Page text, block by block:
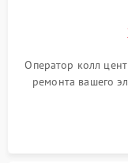
Оператор колл
ремонта вашего